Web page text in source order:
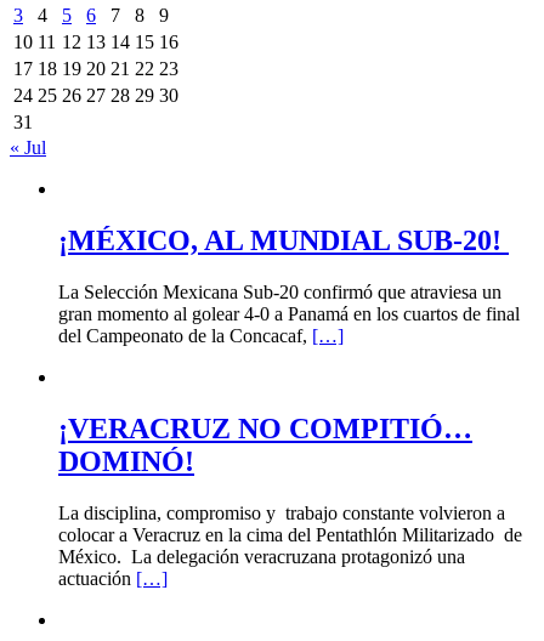
3
4 5 6 7 8
9
10 11 12 13 14 15 16
17 18 19 20 21 22 23
24 25 26 27 28 29 30
31
« Jul
¡MÉXICO, AL MUNDIAL SUB-20!
La Selección Mexicana Sub-20 confirmó que atraviesa un
gran momento al golear 4-0 a Panamá en los cuartos de final
del Campeonato de la Concacaf, […]
¡VERACRUZ NO COMPITIÓ…
DOMINÓ!
La disciplina, compromiso y trabajo constante volvieron a
colocar a Veracruz en la cima del Pentathlón Militarizado de
México. La delegación veracruzana protagonizó una
actuación […]